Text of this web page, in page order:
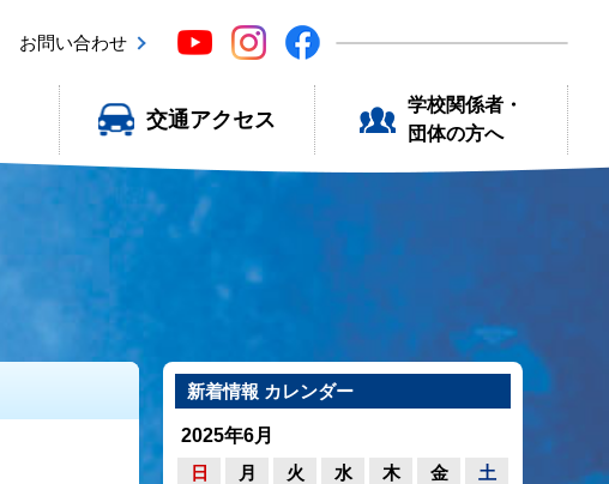
お問い合わせ
交通アクセス
学校関係者・
団体の方へ
新着情報 カレンダー
2025年6月
日
月 火 水 木 金
土